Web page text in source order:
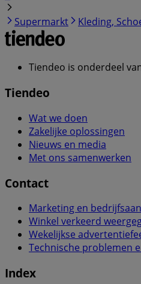
Supermarkt
Kleding,
Tiendeo is onderdeel
Tiendeo
Wat we doen
Zakelijke oplossingen
Nieuws en media
Met ons samenwerken
Contact
Marketing en
Winkel verkeerd
Wekelijkse
Technische problemen
Index